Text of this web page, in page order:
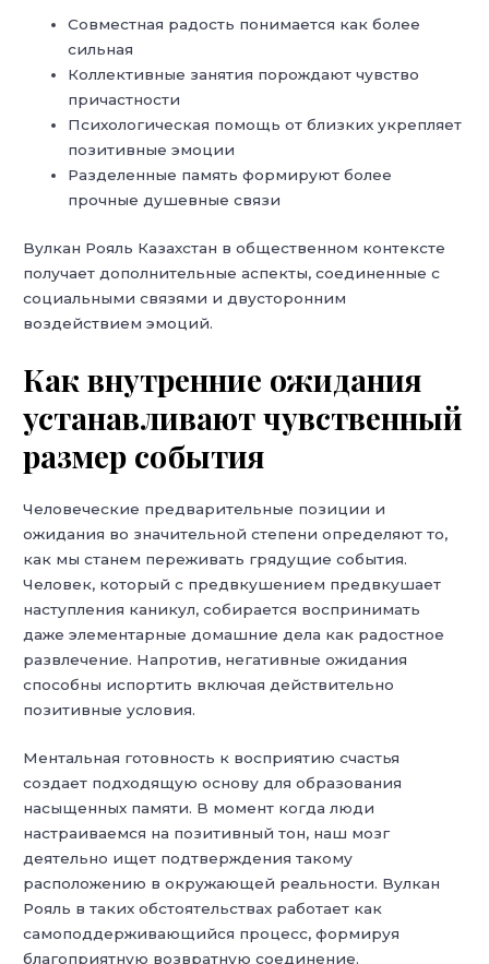
Совместная радость понимается как более
сильная
Коллективные занятия порождают чувство
причастности
Психологическая помощь от близких укрепляет
позитивные эмоции
Разделенные память формируют более
прочные душевные связи
Вулкан Рояль Казахстан в общественном контексте
получает дополнительные аспекты, соединенные с
социальными связями и двусторонним
воздействием эмоций.
Как внутренние ожидания
устанавливают чувственный
размер события
Человеческие предварительные позиции и
ожидания во значительной степени определяют то,
как мы станем переживать грядущие события.
Человек, который с предвкушением предвкушает
наступления каникул, собирается воспринимать
даже элементарные домашние дела как радостное
развлечение. Напротив, негативные ожидания
способны испортить включая действительно
позитивные условия.
Ментальная готовность к восприятию счастья
создает подходящую основу для образования
насыщенных памяти. В момент когда люди
настраиваемся на позитивный тон, наш мозг
деятельно ищет подтверждения такому
расположению в окружающей реальности. Вулкан
Рояль в таких обстоятельствах работает как
самоподдерживающийся процесс, формируя
благоприятную возвратную соединение.